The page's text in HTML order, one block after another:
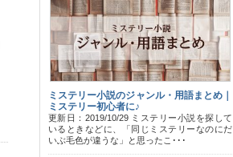
ミステリー小説のジャンル・用語まとめ｜
ミステリー初心者に♪
更新日：2019/10/29 ミステリー小説を探して
いるときなどに、「同じミステリーなのにだ
いぶ毛色が違うな」と思ったこ･･･